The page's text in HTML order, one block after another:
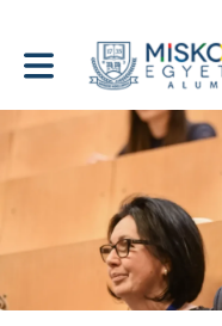
Toggle main navigation